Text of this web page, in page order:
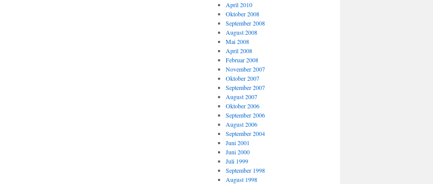
April 2010
Oktober 2008
September 2008
August 2008
Mai 2008
April 2008
Februar 2008
November 2007
Oktober 2007
September 2007
August 2007
Oktober 2006
September 2006
August 2006
September 2004
Juni 2001
Juni 2000
Juli 1999
September 1998
August 1998